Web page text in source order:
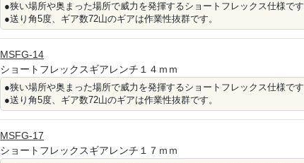
●狭い場所や奥まった場所で威力を発揮するショートフレックス仕様です
●送り角5度、ギア数72山のギアは作業性抜群です。
MSFG-14
ショートフレックスギアレンチ１４ｍｍ
●狭い場所や奥まった場所で威力を発揮するショートフレックス仕様です
●送り角5度、ギア数72山のギアは作業性抜群です。
MSFG-17
ショートフレックスギアレンチ１７ｍｍ